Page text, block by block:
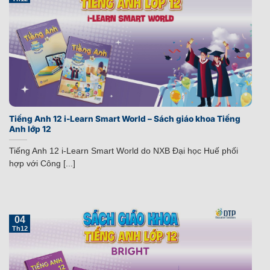
Tiếng Anh 12 i-Learn Smart World – Sách giáo khoa Tiếng
Anh lớp 12
Tiếng Anh 12 i-Learn Smart World do NXB Đại học Huế phối
hợp với Công [...]
04
Th12